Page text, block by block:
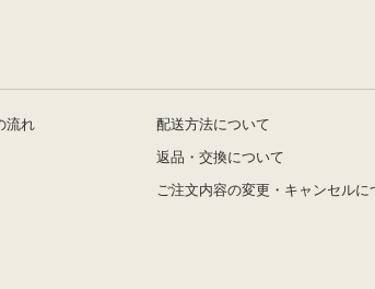
流れ
配送方法について
返品・交換について
ご注文内容の変更・キャンセルに